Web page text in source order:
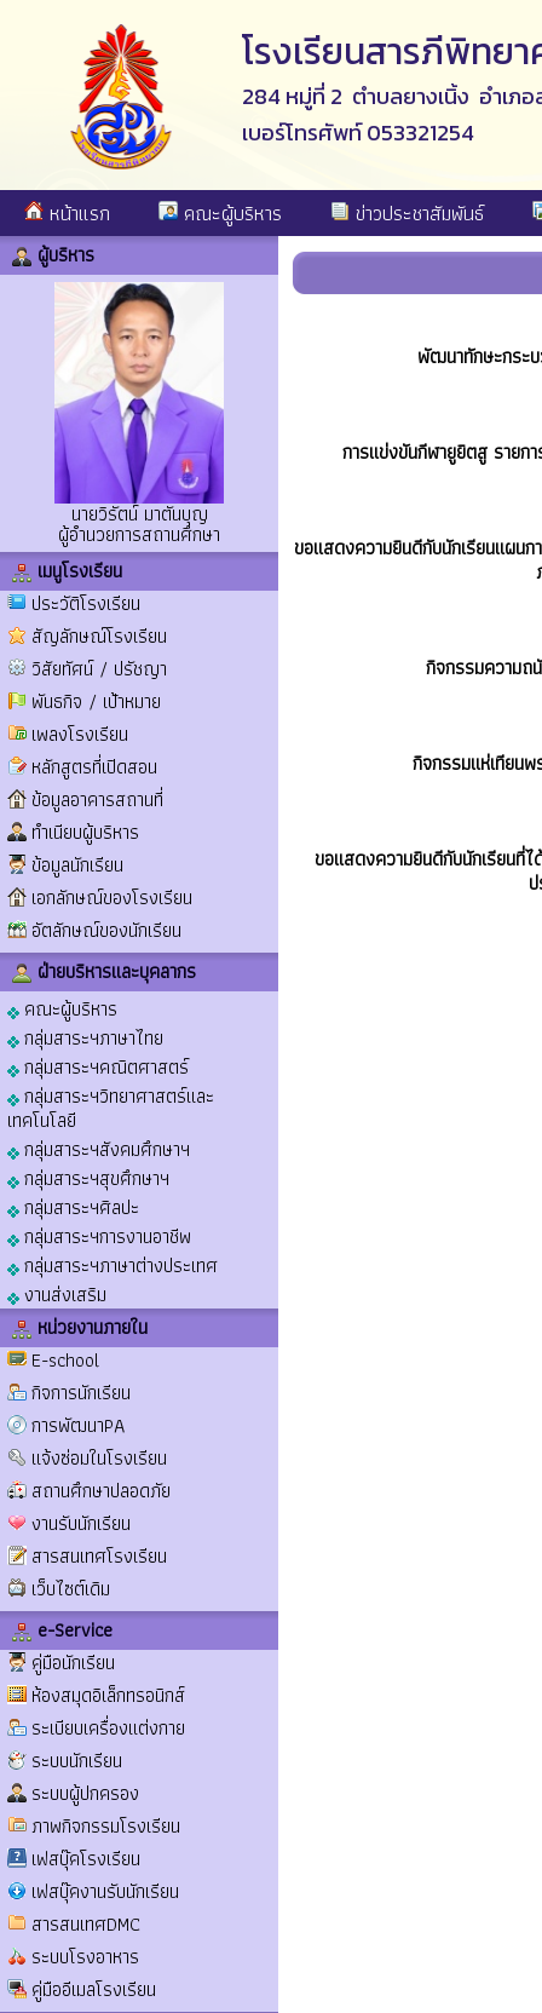
โรงเรียนสารภีพิทย
284 หมู่ที่ 2 ตำบลยางเนิ้ง อำเภ
เบอร์โทรศัพท์ 053321254
หน้าแรก คณะผู้บริหาร ข่าวประชาสัมพันธ์
ผู้บริหาร
นายวิรัตน์ มาตันบุญ
ผู้อำนวยการสถานศึกษา
เมนูโรงเรียน
ประวัติโรงเรียน
สัญลักษณ์โรงเรียน
วิสัยทัศน์ / ปรัชญา
พันธกิจ / เป้าหมาย
เพลงโรงเรียน
หลักสูตรที่เปิดสอน
ข้อมูลอาคารสถานที่
ทำเนียบผู้บริหาร
ข้อมูลนักเรียน
เอกลักษณ์ของโรงเรียน
อัตลักษณ์ของนักเรียน
ฝ่ายบริหารและบุคลากร
คณะผู้บริหาร
กลุ่มสาระฯภาษาไทย
กลุ่มสาระฯคณิตศาสตร์
กลุ่มสาระฯวิทยาศาสตร์และ
เทคโนโลยี
กลุ่มสาระฯสังคมศึกษาฯ
กลุ่มสาระฯสุขศึกษาฯ
กลุ่มสาระฯศิลปะ
กลุ่มสาระฯการงานอาชีพ
กลุ่มสาระฯภาษาต่างประเทศ
งานส่งเสริม
หน่วยงานภายใน
E-school
กิจการนักเรียน
การพัฒนาPA
แจ้งซ่อมในโรงเรียน
สถานศึกษาปลอดภัย
งานรับนักเรียน
สารสนเทศโรงเรียน
เว็บไซต์เดิม
e-Service
คู่มือนักเรียน
ห้องสมุดอิเล็กทรอนิกส์
ระเบียบเครื่องแต่งกาย
ระบบนักเรียน
ระบบผู้ปกครอง
ภาพกิจกรรมโรงเรียน
เฟสบุ๊คโรงเรียน
เฟสบุ๊คงานรับนักเรียน
สารสนเทศDMC
ระบบโรงอาหาร
คู่มืออีเมลโรงเรียน
พัฒนาทักษะกระบ
การแข่งขันกีฬายูยิตสู รายก
ขอแสดงความยินดีกับนักเรียนแผน
กิจกรรมความถ
กิจกรรมแห่เทียน
ขอแสดงความยินดีกับนักเรียนที่